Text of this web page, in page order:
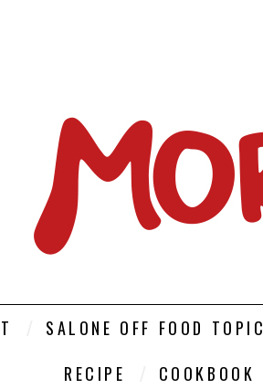
SALONE OFF FOOD TOPIC
RECIPE
COOKBOOK